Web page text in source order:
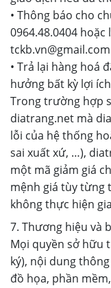
• Thông báo cho
0964.48.0404
tckb.vn@gmail.com
• Trả lại hàng hoá
hưởng bất kỳ lợi
Trong trường hợp
diatrang.net mà
lỗi của hệ thống
sai xuất xứ, …),
một mã giảm giá
mệnh giá tùy từng
không thực hiện
7. Thương hiệu và
Mọi quyền sở hữu
ký), nội dung
đồ họa, phần